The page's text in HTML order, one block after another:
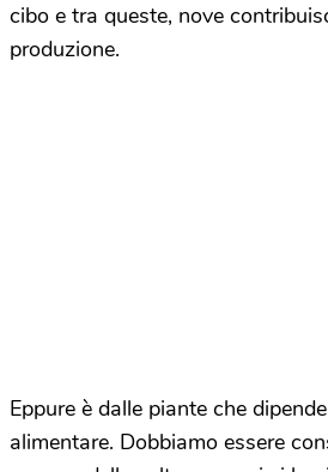
cibo e tra queste, nove
produzione.
Eppure è dalle piante che
alimentare. Dobbiamo essere